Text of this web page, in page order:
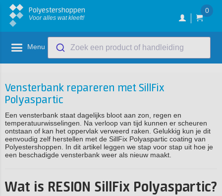
Polyestershoppen
Voor alles wat kleeft!
0
Menu Zoek een product of handleiding
Vensterbank repareren met SillFix
Polyaspartic
Een vensterbank staat dagelijks bloot aan zon, regen en
temperatuurwisselingen. Na verloop van tijd kunnen er scheuren
ontstaan of kan het oppervlak verweerd raken. Gelukkig kun je dit
eenvoudig zelf herstellen met de SillFix Polyaspartic coating van
Polyestershoppen. In dit artikel leggen we stap voor stap uit hoe je
een beschadigde vensterbank weer als nieuw maakt.
Wat is RESION SillFix Polyaspartic?